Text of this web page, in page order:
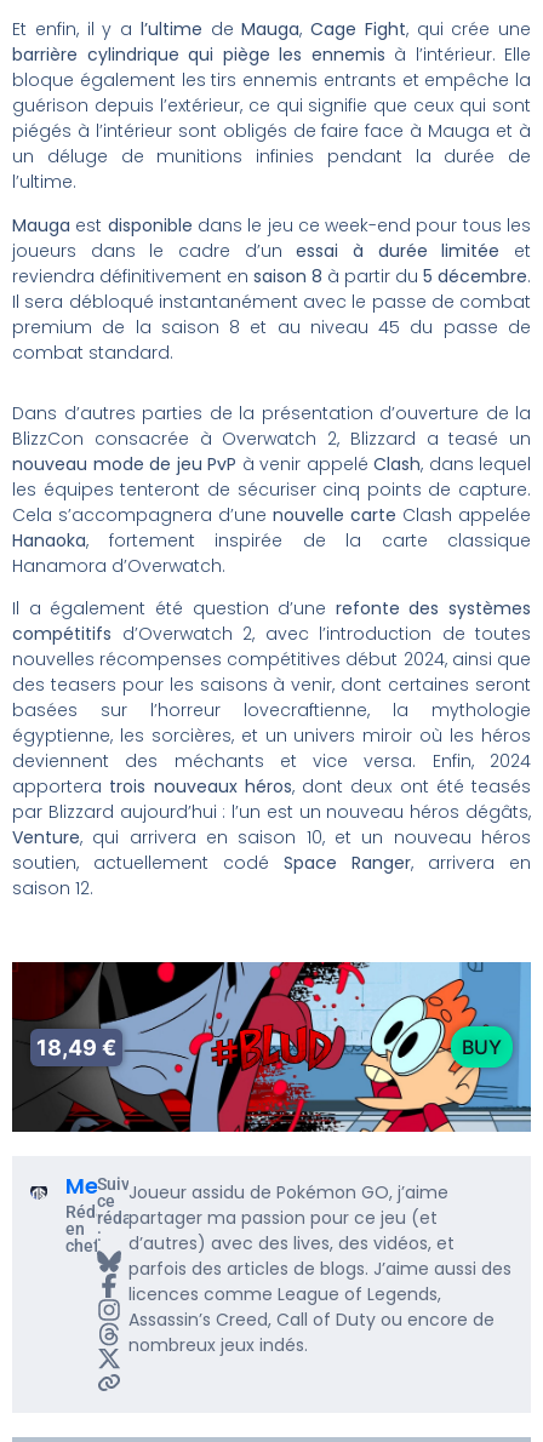
Et enfin, il y a l’ultime deMauga, Cage Fight, qui crée une
barrière cylindrique qui piège les ennemis à l’intérieur. Elle
bloque également les tirs ennemis entrants et empêche la
guérison depuis l’extérieur, ce qui signifie que ceux qui sont
piégés à l’intérieur sont obligés de faire face à Mauga et à
un déluge de munitions infinies pendant la durée de
l’ultime.
Mauga est disponible dans le jeu ce week-end pour tous les
joueurs dans le cadre d’unessai à durée limitée et
reviendra définitivement en saison 8 à partir du 5 décembre.
Il sera débloqué instantanément avec le passe de combat
premium de la saison 8 et au niveau 45 du passe de
combat standard.
Dans d’autres parties de la présentation d’ouverture de la
BlizzCon consacrée à Overwatch 2, Blizzard a teasé un
nouveau mode de jeu PvP à venir appelé Clash, dans lequel
les équipes tenteront de sécuriser cinq points de capture.
Cela s’accompagnera d’une nouvelle carte Clash appelée
Hanaoka, fortement inspirée de la carte classique
Hanamora d’Overwatch.
Il a également été question d’une refonte des systèmes
compétitifs d’Overwatch 2, avec l’introduction de toutes
nouvelles récompenses compétitives début 2024, ainsi que
des teasers pour les saisons à venir, dont certaines seront
basées sur l’horreur lovecraftienne, la mythologie
égyptienne, les sorcières, et un univers miroir où les héros
deviennent des méchants et vice versa. Enfin, 2024
apportera trois nouveaux héros, dont deux ont été teasés
par Blizzard aujourd’hui : l’un est un nouveau héros dégâts,
Venture, qui arrivera en saison 10, et un nouveau héros
soutien, actuellement codé Space Ranger, arrivera en
saison 12.
18,49 € BUY
Me5rine_
Rédacteur
en
chef
Suivre
ce
rédacteur
:
Joueur assidu de Pokémon GO, j’aime
partager ma passion pour ce jeu (et
d’autres) avec des lives, des vidéos, et
parfois des articles de blogs. J’aime aussi des
licences comme League of Legends,
Assassin’s Creed, Call of Duty ou encore de
nombreux jeux indés.